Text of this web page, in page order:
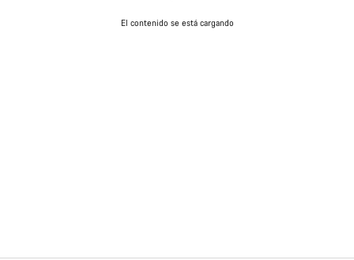
El contenido se está cargando